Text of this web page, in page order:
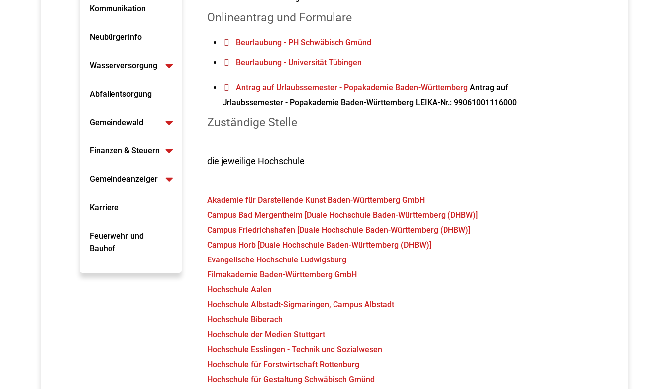
Kommunikation
Neubürgerinfo
Wasserversorgung
Abfallentsorgung
Gemeindewald
Finanzen & Steuern
Gemeindeanzeiger
Karriere
Feuerwehr und
Bauhof
Onlineantrag und Formulare
Beurlaubung - PH Schwäbisch Gmünd
Beurlaubung - Universität Tübingen
Antrag auf Urlaubssemester - Popakademie Baden-Württemberg Antrag auf
Urlaubssemester - Popakademie Baden-Württemberg LEIKA-Nr.: 99061001116000
Zuständige Stelle
die jeweilige Hochschule
Akademie für Darstellende Kunst Baden-Württemberg GmbH
Campus Bad Mergentheim [Duale Hochschule Baden-Württemberg (DHBW)]
Campus Friedrichshafen [Duale Hochschule Baden-Württemberg (DHBW)]
Campus Horb [Duale Hochschule Baden-Württemberg (DHBW)]
Evangelische Hochschule Ludwigsburg
Filmakademie Baden-Württemberg GmbH
Hochschule Aalen
Hochschule Albstadt-Sigmaringen, Campus Albstadt
Hochschule Biberach
Hochschule der Medien Stuttgart
Hochschule Esslingen - Technik und Sozialwesen
Hochschule für Forstwirtschaft Rottenburg
Hochschule für Gestaltung Schwäbisch Gmünd